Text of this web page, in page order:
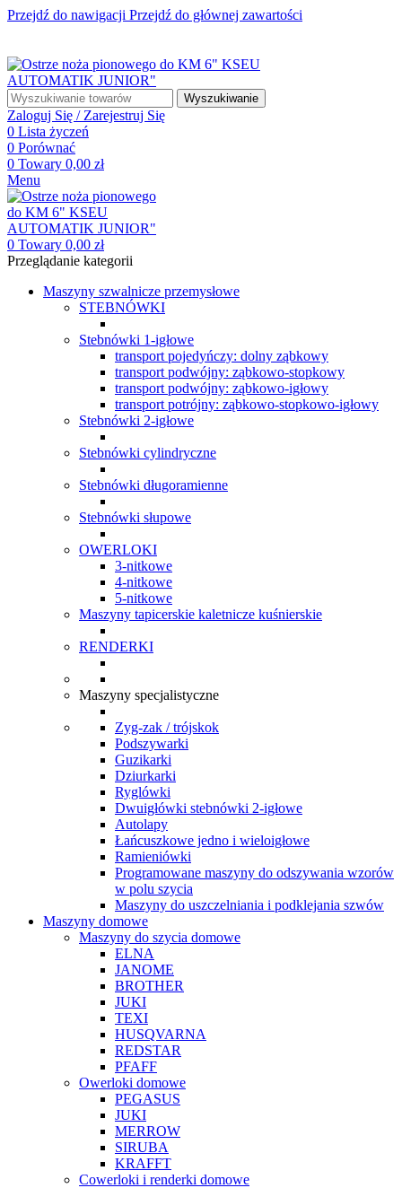
Przejdź do nawigacji Przejdź do głównej zawartości
Wyszukiwanie
Zaloguj Się / Zarejestruj Się
0 Lista życzeń
0 Porównać
0 Towary 0,00 zł
Menu
0 Towary 0,00 zł
Przeglądanie kategorii
Maszyny szwalnicze przemysłowe
STEBNÓWKI
Stebnówki 1-igłowe
transport pojedyńczy: dolny ząbkowy
transport podwójny: ząbkowo-stopkowy
transport podwójny: ząbkowo-igłowy
transport potrójny: ząbkowo-stopkowo-igłowy
Stebnówki 2-igłowe
Stebnówki cylindryczne
Stebnówki długoramienne
Stebnówki słupowe
OWERLOKI
3-nitkowe
4-nitkowe
5-nitkowe
Maszyny tapicerskie kaletnicze kuśnierskie
RENDERKI
Maszyny specjalistyczne
Zyg-zak / trójskok
Podszywarki
Guzikarki
Dziurkarki
Ryglówki
Dwuigłówki stebnówki 2-igłowe
Autolapy
Łańcuszkowe jedno i wieloigłowe
Ramieniówki
Programowane maszyny do odszywania wzorów
w polu szycia
Maszyny do uszczelniania i podklejania szwów
Maszyny domowe
Maszyny do szycia domowe
ELNA
JANOME
BROTHER
JUKI
TEXI
HUSQVARNA
REDSTAR
PFAFF
Owerloki domowe
PEGASUS
JUKI
MERROW
SIRUBA
KRAFFT
Cowerloki i renderki domowe